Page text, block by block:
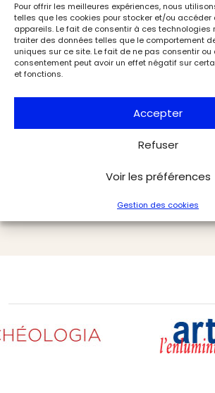
Pour offrir les meilleures expériences, nous
telles que les cookies pour stocker et/ou accéder
appareils. Le fait de consentir à ces technologies
traiter des données telles que le comportement
uniques sur ce site. Le fait de ne pas consentir ou
consentement peut avoir un effet négatif sur
et fonctions.
Accepter
Refuser
Voir les préférences
Gestion des cookies
L’Alsace et les prémices de